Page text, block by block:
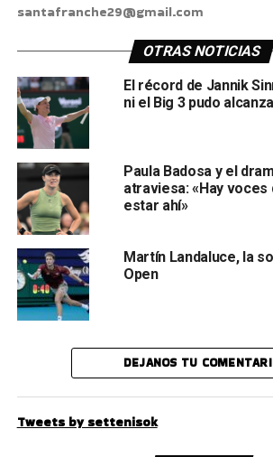
santafranche29@gmail.com
OTRAS NOTICIAS
El récord de Jannik
ni el Big 3 pudo
Paula Badosa y el
atraviesa: «Hay voces
estar ahí»
Martín Landaluce, la
Open
DEJANOS TU
Tweets by settenisok